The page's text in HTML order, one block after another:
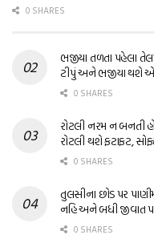
0 SHARES
ભજીયા તળતા પહેલા
ટીપું અને ભજીયા થશે
0 SHARES
રોટલી નરમ ન બનતી
રોટલી થશે ફટાફટ,
0 SHARES
તુલસીના છોડ પર
નહિ અને બધી જીવાત
0 SHARES